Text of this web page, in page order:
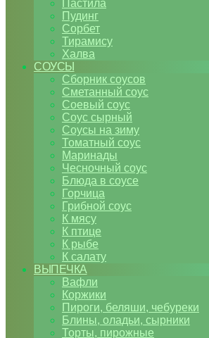
Пастила
Пудинг
Сорбет
Тирамису
Халва
СОУСЫ
Сборник соусов
Сметанный соус
Соевый соус
Соус сырный
Соусы на зиму
Томатный соус
Маринады
Чесночный соус
Блюда в соусе
Горчица
Грибной соус
К мясу
К птице
К рыбе
К салату
ВЫПЕЧКА
Вафли
Коржики
Пироги, беляши, чебуреки
Блины, оладьи, сырники
Торты, пирожные